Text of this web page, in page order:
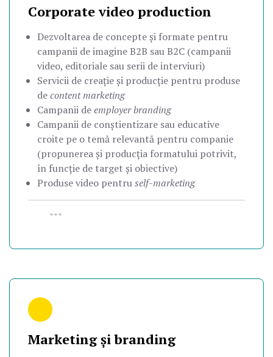
Corporate video production
Dezvoltarea de concepte și formate pentru
campanii de imagine B2B sau B2C (campanii
video, editoriale sau serii de interviuri)
Servicii de creație și producție pentru produse
decontent marketing
Campanii deemployer branding
Campanii de conștientizare sau educative
croite pe o temă relevantă pentru companie
(propunerea și producția formatului potrivit,
în funcție de target și obiective)
Produse video pentruself-marketing
•••
Marketing și branding